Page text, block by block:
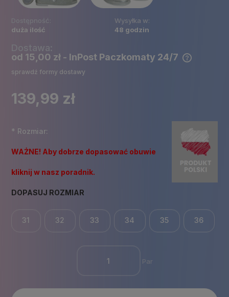
Dostępność:
duża ilość
Wysyłka w:
48 godzin
Dostawa:
od 15,00 zł - InPost Paczkomaty 24/7
sprawdź formy dostawy
139,99 zł
* Rozmiar:
WAŻNE! Aby dobrze dopasować obuwie
kliknij w nasz poradnik.
DOPASUJ ROZMIAR
31 32 33 34 35 36
Par